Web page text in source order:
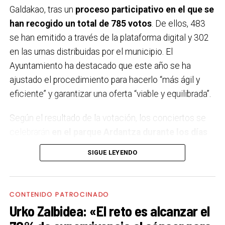
Galdakao, tras un proceso participativo en el que se
han recogido un total de 785 votos. De ellos, 483
se han emitido a través de la plataforma digital y 302
en las urnas distribuidas por el municipio. El
Ayuntamiento ha destacado que este año se ha
ajustado el procedimiento para hacerlo “más ágil y
eficiente” y garantizar una oferta “viable y equilibrada”.
Según el resultado de la votación, los conciertos se
11, 12, 18 y 19 de septiembre,coincidiendo con los
dos fines de semana festivos. El comité de fiestas ha
sido el encargado de elegir el concierto del 11 de
tradición vasca desde una perspectiva moderna,
SIGUE LEYENDO
CONTENIDO PATROCINADO
Urko Zalbidea: «El reto es alcanzar el